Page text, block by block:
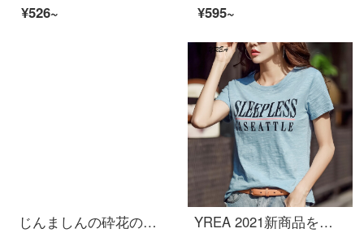
¥526~
¥595~
じんましんの砕花のシフォンのブラウスの女性の気質の独特な半袖のテーピング2021新しい商品の韓国版の夏の設計感の小さい衆の洋気のハスの葉の辺の小さいシャツJC 3117ミカンの色Lを着ています。
YREA 2021新商品を着ています。夏のゆったりした綿の半袖Tシャツー女竹節綿の半袖半袖打底シャツトッピングブルー3 XL